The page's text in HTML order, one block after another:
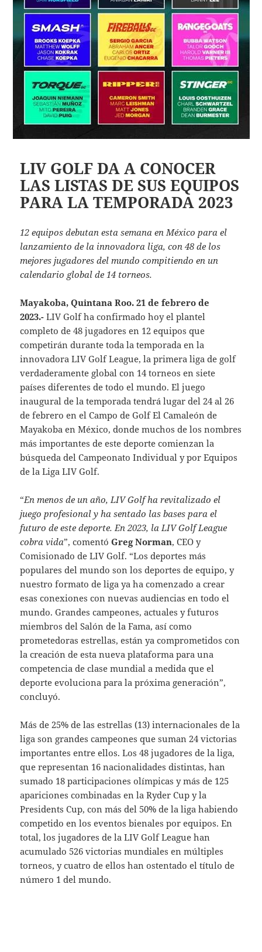
LIV GOLF DA A CONOCER
LAS LISTAS DE SUS EQUIPOS
PARA LA TEMPORADA 2023
12 equipos debutan esta semana en México para el
lanzamiento de la innovadora liga, con 48 de los
mejores jugadores del mundo compitiendo en un
calendario global de 14 torneos.
Mayakoba, Quintana Roo. 21 de febrero de
2023.- LIV Golf ha confirmado hoy el plantel
completo de 48 jugadores en 12 equipos que
competirán durante toda la temporada en la
innovadora LIV Golf League, la primera liga de golf
verdaderamente global con 14 torneos en siete
países diferentes de todo el mundo. El juego
inaugural de la temporada tendrá lugar del 24 al 26
de febrero en el Campo de Golf El Camaleón de
Mayakoba en México, donde muchos de los nombres
más importantes de este deporte comienzan la
búsqueda del Campeonato Individual y por Equipos
de la Liga LIV Golf.
“En menos de un año, LIV Golf ha revitalizado el
juego profesional y ha sentado las bases para el
futuro de este deporte. En 2023, la LIV Golf League
cobra vida”, comentóGreg Norman, CEO y
Comisionado de LIV Golf. “Los deportes más
populares del mundo son los deportes de equipo, y
nuestro formato de liga ya ha comenzado a crear
esas conexiones con nuevas audiencias en todo el
mundo. Grandes campeones, actuales y futuros
miembros del Salón de la Fama, así como
prometedoras estrellas, están ya comprometidos con
la creación de esta nueva plataforma para una
competencia de clase mundial a medida que el
deporte evoluciona para la próxima generación”,
concluyó.
Más de 25% de las estrellas (13) internacionales de la
liga son grandes campeones que suman 24 victorias
importantes entre ellos. Los 48 jugadores de la liga,
que representan 16 nacionalidades distintas, han
sumado 18 participaciones olímpicas y más de 125
apariciones combinadas en la Ryder Cup y la
Presidents Cup, con más del 50% de la liga habiendo
competido en los eventos bienales por equipos. En
total, los jugadores de la LIV Golf League han
acumulado 526 victorias mundiales en múltiples
torneos, y cuatro de ellos han ostentado el título de
número 1 del mundo.